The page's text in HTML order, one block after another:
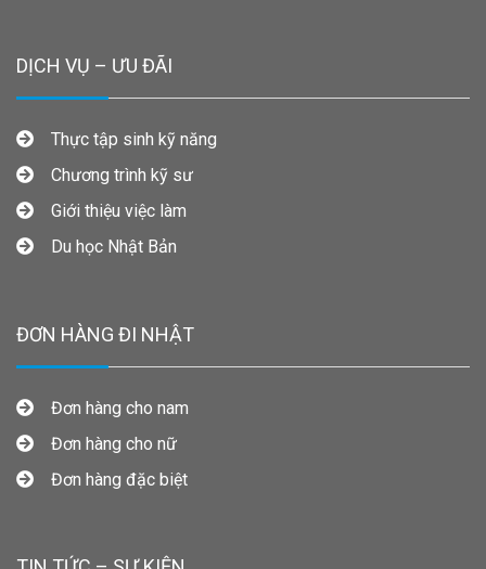
DỊCH VỤ – ƯU ĐÃI
Thực tập sinh kỹ năng
Chương trình kỹ sư
Giới thiệu việc làm
Du học Nhật Bản
ĐƠN HÀNG ĐI NHẬT
Đơn hàng cho nam
Đơn hàng cho nữ
Đơn hàng đặc biệt